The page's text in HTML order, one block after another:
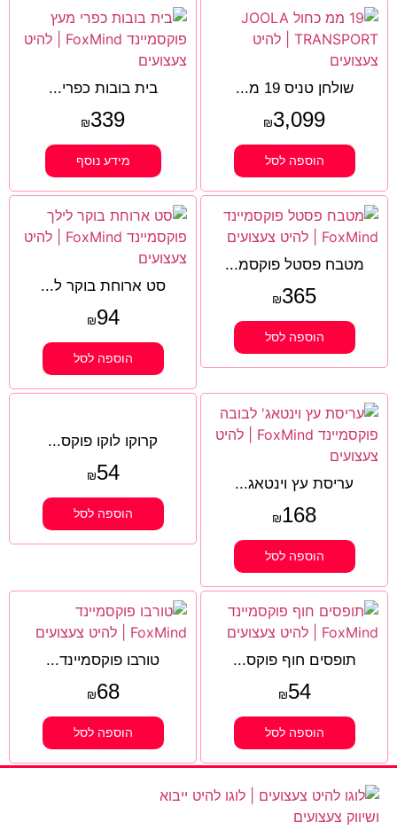
שולחן טניס 19 מ...
₪3,099
הוספה לסל
בית בובות כפרי...
₪339
מידע נוסף
מטבח פסטל פוקסמ...
₪365
הוספה לסל
סט ארוחת בוקר ל...
₪94
הוספה לסל
עריסת עץ וינטאג...
₪168
הוספה לסל
קרוקו לוקו פוקס...
₪54
הוספה לסל
תופסים חוף פוקס...
₪54
הוספה לסל
טורבו פוקסמיינד...
₪68
הוספה לסל